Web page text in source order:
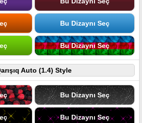
Bu Dizaynı Seç
Bu Dizaynı Seç
Auto (1.4) Style
Bu Dizaynı Seç
Bu Dizaynı Seç